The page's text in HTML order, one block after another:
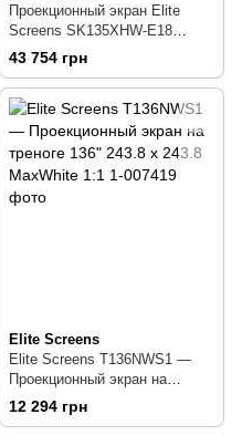
Проекционный экран Elite
Screens SK135XHW-E18
(299x169 см, 16:9, 135 ")
43 754 грн
Elite Screens
Elite Screens T136NWS1 —
Проекционный экран на
треноге 136" 243.8 х 243.8
MaxWhite 1:1
12 294 грн